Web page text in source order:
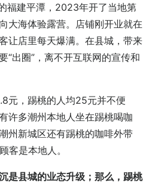
福建平潭，2023年开了当地第
大海体验露营。店铺刚开业就在
让店里每天爆满。在县城，带来
“出圈”，离不开互联网的宣传和
元，踢桃的人均25元并不便
许多潮州本地人坐在踢桃喝咖
州新城区还有踢桃的咖啡外带
客是本地人。
是县城的业态升级；那么，踢桃